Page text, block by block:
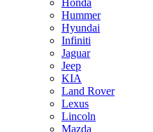
Honda
Hummer
Hyundai
Infiniti
Jaguar
Jeep
KIA
Land Rover
Lexus
Lincoln
Mazda